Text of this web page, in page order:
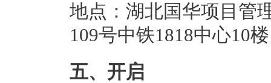
地点：湖北国华项目管
109号中铁1818中心10
五、开启